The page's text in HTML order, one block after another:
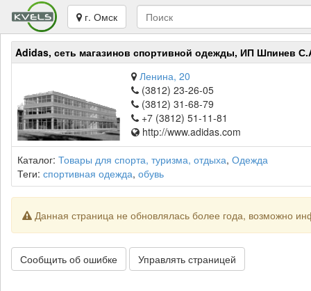
г. Омск
Adidas, сеть магазинов спортивной одежды, ИП Шпинев
Ленина, 20
(3812) 23-26-05
(3812) 31-68-79
+7 (3812) 51-11-81
http://www.adidas.com
Каталог: Товары для спорта, туризма, отдыха, Одежда
Теги: спортивная одежда, обувь
Данная страница не обновлялась более года, возможно
Сообщить об ошибке Управлять страницей